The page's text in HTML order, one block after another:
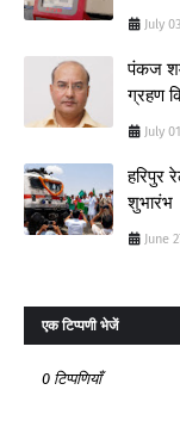
July
पंकज
ग्रहण
July
हरिपुर
शुभारंभ
June
एक टिप्पणी भेजें
0 टिप्पणियाँ